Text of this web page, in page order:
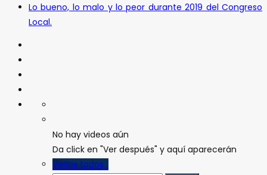
Lo bueno, lo malo y lo peor durante 2019 del Congreso
Local.
No hay videos aún
Da click en "Ver después" y aquí aparecerán
Verlos todos